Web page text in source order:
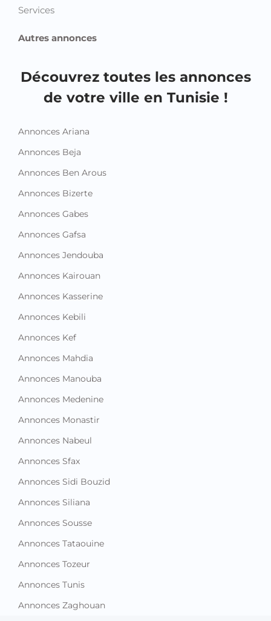
Services
Autres annonces
Découvrez toutes les annonces
de votre ville en Tunisie !
Annonces Ariana
Annonces Beja
Annonces Ben Arous
Annonces Bizerte
Annonces Gabes
Annonces Gafsa
Annonces Jendouba
Annonces Kairouan
Annonces Kasserine
Annonces Kebili
Annonces Kef
Annonces Mahdia
Annonces Manouba
Annonces Medenine
Annonces Monastir
Annonces Nabeul
Annonces Sfax
Annonces Sidi Bouzid
Annonces Siliana
Annonces Sousse
Annonces Tataouine
Annonces Tozeur
Annonces Tunis
Annonces Zaghouan